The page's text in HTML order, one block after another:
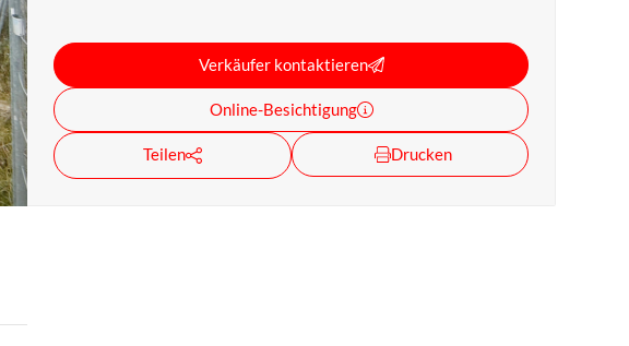
Verkäufer kontaktieren
Online-Besichtigung
Teilen Drucken